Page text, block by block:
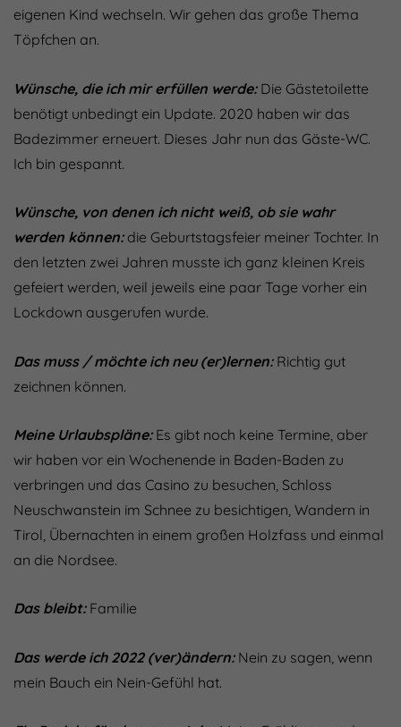
eigenen Kind wechseln. Wir gehen das große Thema
Töpfchen an.
Wünsche, die ich mir erfüllen werde:Die Gästetoilette
benötigt unbedingt ein Update. 2020 haben wir das
Badezimmer erneuert. Dieses Jahr nun das Gäste-WC.
Ich bin gespannt.
Wünsche, von denen ich nicht weiß, ob sie wahr
werden können:die Geburtstagsfeier meiner Tochter. In
den letzten zwei Jahren musste ich ganz kleinen Kreis
gefeiert werden, weil jeweils eine paar Tage vorher ein
Lockdown ausgerufen wurde.
Das muss / möchte ich neu (er)lernen:Richtig gut
zeichnen können.
Meine Urlaubspläne:Es gibt noch keine Termine, aber
wir haben vor ein Wochenende in Baden-Baden zu
verbringen und das Casino zu besuchen, Schloss
Neuschwanstein im Schnee zu besichtigen, Wandern in
Tirol, Übernachten in einem großen Holzfass und einmal
an die Nordsee.
Das bleibt: Familie
Das werde ich 2022 (ver)ändern:Nein zu sagen, wenn
mein Bauch ein Nein-Gefühl hat.